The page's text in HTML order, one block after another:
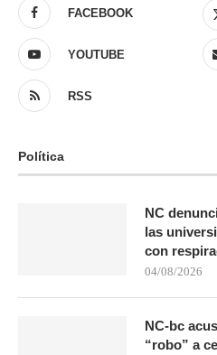
FACEBOOK
YOUTUBE
RSS
Política
NC
las
con
04/08/2026
NC-bc
“robo” a